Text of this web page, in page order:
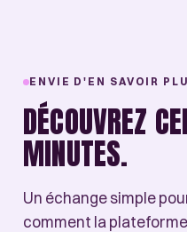
ENVIE D'EN SAVOIR
DÉCOUVREZ
MINUTES.
Un échange simple
comment la